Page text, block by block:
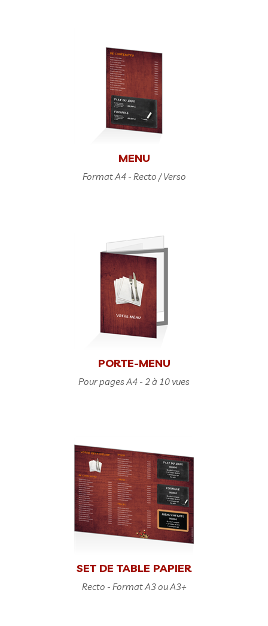
MENU
Format A4 - Recto / Verso
PORTE-MENU
Pour pages A4 - 2 à 10 vues
SET DE TABLE PAPIER
Recto - Format A3 ou A3+